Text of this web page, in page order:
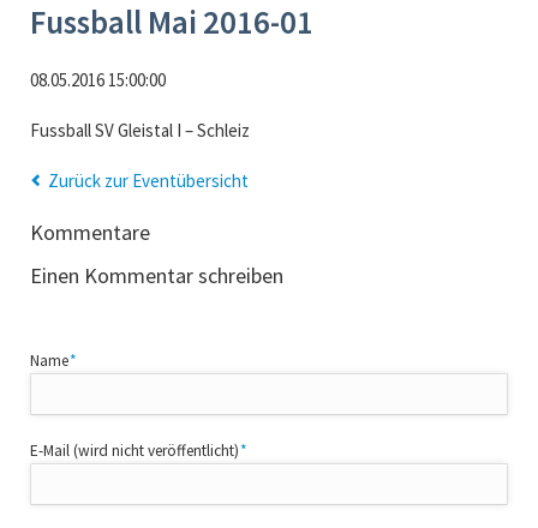
Fussball Mai 2016-01
08.05.2016 15:00:00
Fussball SV Gleistal I – Schleiz
Zurück zur Eventübersicht
Kommentare
Einen Kommentar schreiben
Pflichtfeld
Name*
Pflichtfeld
E-Mail (wird nicht veröffentlicht)*